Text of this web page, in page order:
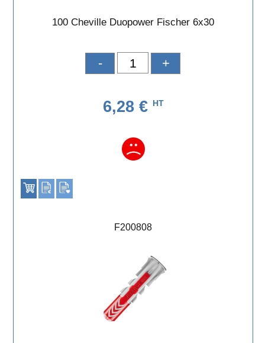
100 Cheville Duopower Fischer 6x30
- +
6,28 € HT
F200808